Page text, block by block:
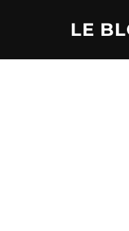
LE